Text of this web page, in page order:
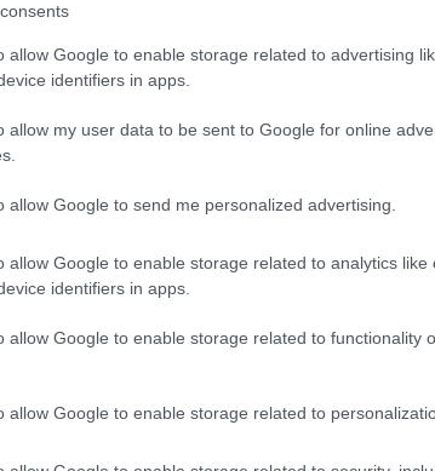
allow Google to enable storage related to advertising
identifiers in apps.
allow my user data to be sent to Google for online
allow Google to send me personalized advertising.
allow Google to enable storage related to analytics like
identifiers in apps.
allow Google to enable storage related to functionality
allow Google to enable storage related to
is. Mit gondolsz a 2018-as, oroszországi
csak lehet, visszatérjek a Unitedben, és hogy
lehetnék a világbajnokságon. Amint klub szinten
a világbajnoki szereplés kivívása lesz. Hihetetlen
leginkább a balszerencsének
ezúttal szerencsésebben alakul a csapat sorsa,
a csapattal a világbajnoki címet. A hazámban ez
nagyon jó csapatnak kell lenni ahhoz, hogy
is ott lesz majd. De nekünk olyan csapatunk van,